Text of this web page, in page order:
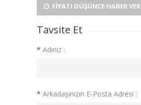
FIYATI DÜŞÜNCE HABER VER
Tavsite Et
* Adınız :
* Arkadaşınızın E-Posta Adresi :